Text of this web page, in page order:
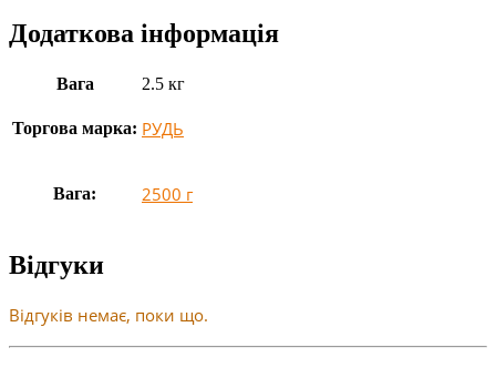
Додаткова інформація
Вага 2.5 кг
Торгова марка: РУДЬ
Вага: 2500 г
Відгуки
Відгуків немає, поки що.